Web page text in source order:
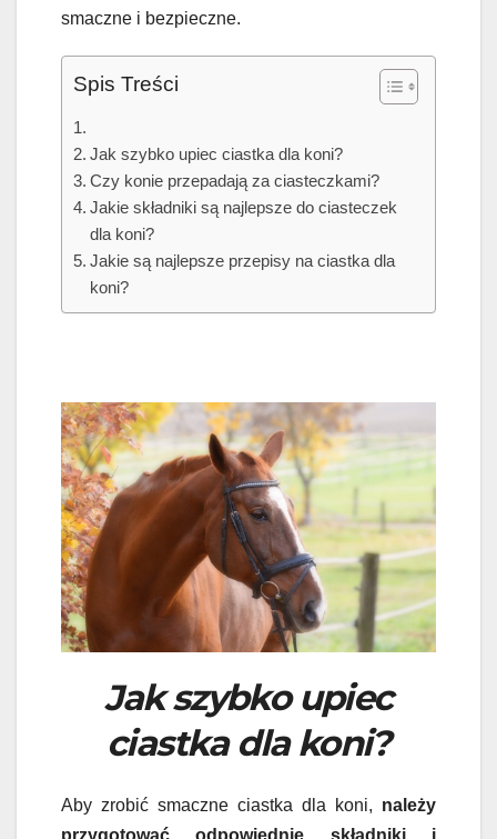
smaczne i bezpieczne.
Spis Treści
Jak szybko upiec ciastka dla koni?
Czy konie przepadają za ciasteczkami?
Jakie składniki są najlepsze do ciasteczek
dla koni?
Jakie są najlepsze przepisy na ciastka dla
koni?
Jak szybko upiec
ciastka dla koni?
Aby zrobić smaczne ciastka dla koni, należy
przygotować odpowiednie składniki i